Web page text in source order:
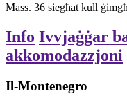
Mass. 36 siegħat kull
Info Ivvjaġġar
akkomodazzjoni
Il-Montenegro